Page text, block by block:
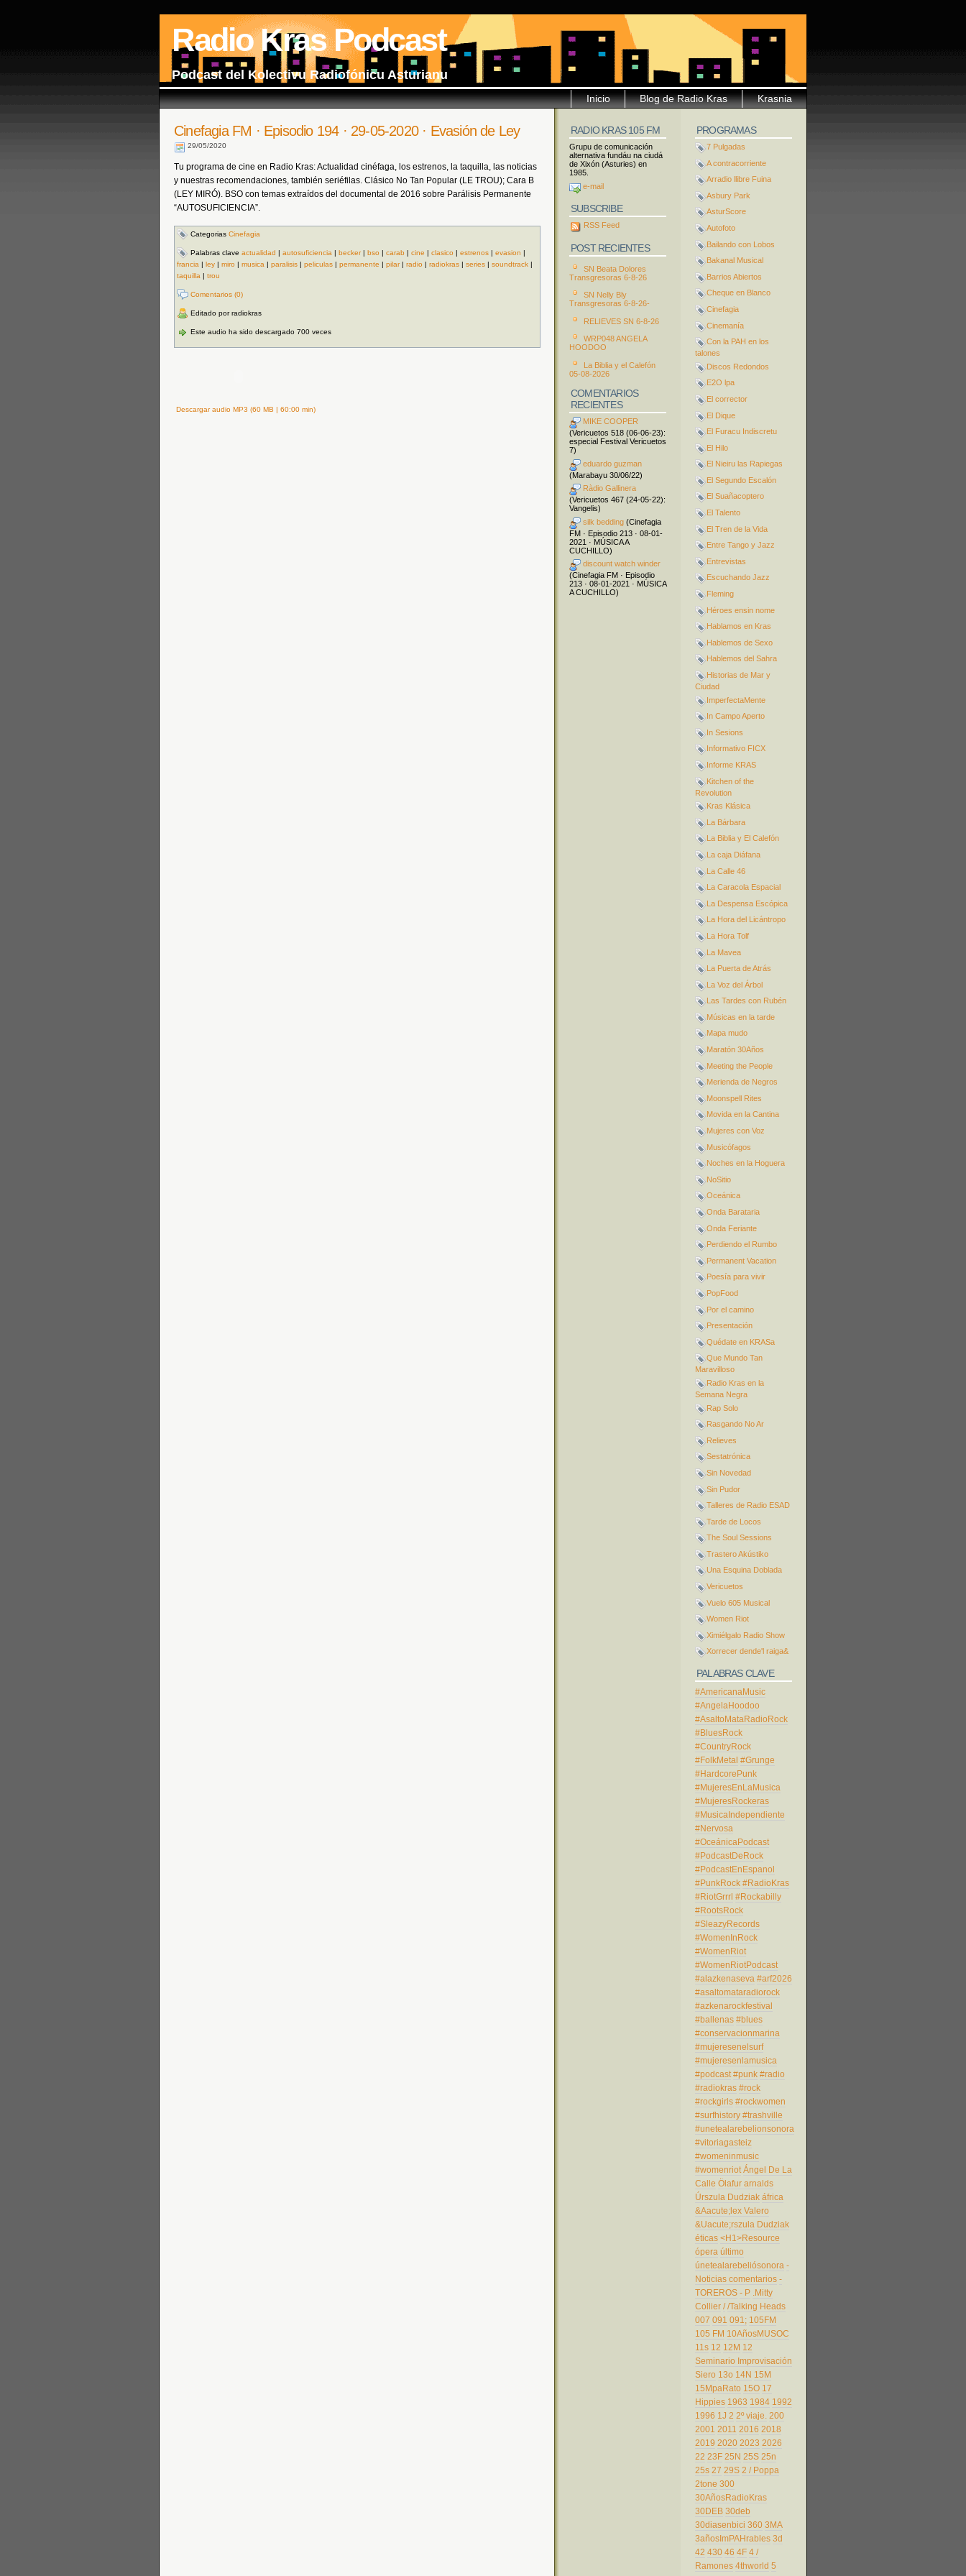
Radio Kras Podcast
Podcast del Kolectivu Radiofónicu Asturianu
Krasnia
Blog de Radio Kras
Inicio
Cinefagia FM · Episodio 194 · 29-05-2020 · Evasión de Ley
29/05/2020
Tu programa de cine en Radio Kras: Actualidad cinéfaga, los estrenos, la taquilla, las noticias
y nuestras recomendaciones, también seriéfilas. Clásico No Tan Popular (LE TROU); Cara B
(LEY MIRÓ). BSO con temas extraídos del documental de 2016 sobre Parálisis Permanente
“AUTOSUFICIENCIA”.
Categorias Cinefagia
Palabras clave actualidad | autosuficiencia | becker| bso | carab | cine | clasico | estrenos | evasion |
francia | ley | miro | musica | paralisis | peliculas | permanente | pilar| radio | radiokras | series | soundtrack |
taquilla | trou
Comentarios (0)
Editado por radiokras
Este audio ha sido descargado 700 veces
Descargar audio MP3 (60 MB | 60:00 min)
PROGRAMAS
7 Pulgadas
A contracorriente
Arradio llibre Fuina
Asbury Park
AsturScore
Autofoto
Bailando con Lobos
Bakanal Musical
Barrios Abiertos
Cheque en Blanco
Cinefagia
Cinemanía
Con la PAH en los
talones
Discos Redondos
E2O lpa
El corrector
El Dique
El Furacu Indiscretu
El Hilo
El Nieiru las Rapiegas
El Segundo Escalón
El Suañacoptero
El Talento
El Tren de la Vida
Entre Tango y Jazz
Entrevistas
Escuchando Jazz
Fleming
Héroes ensin nome
Hablamos en Kras
Hablemos de Sexo
Hablemos del Sahra
Historias de Mar y
Ciudad
ImperfectaMente
In Campo Aperto
In Sesions
Informativo FICX
Informe KRAS
Kitchen of the
Revolution
Kras Klásica
La Bárbara
La Biblia y El Calefón
La caja Diáfana
La Calle 46
La Caracola Espacial
La Despensa Escópica
La Hora del Licántropo
La Hora Tolf
La Mavea
La Puerta de Atrás
La Voz del Árbol
Las Tardes con Rubén
Músicas en la tarde
Mapa mudo
Maratón 30Años
Meeting the People
Merienda de Negros
Moonspell Rites
Movida en la Cantina
Mujeres con Voz
Musicófagos
Noches en la Hoguera
NoSitio
Oceánica
Onda Barataria
Onda Feriante
Perdiendo el Rumbo
Permanent Vacation
Poesía para vivir
PopFood
Por el camino
Presentación
Quédate en KRASa
Que Mundo Tan
Maravilloso
Radio Kras en la
Semana Negra
Rap Solo
Rasgando No Ar
Relieves
Sestatrónica
Sin Novedad
Sin Pudor
Talleres de Radio ESAD
Tarde de Locos
The Soul Sessions
Trastero Akústiko
Una Esquina Doblada
Vericuetos
Vuelo 605 Musical
Women Riot
Ximiélgalo Radio Show
Xorrecer dende'l raiga&
PALABRAS CLAVE
#AmericanaMusic
#AngelaHoodoo
#AsaltoMataRadioRock
#BluesRock
#CountryRock
#FolkMetal #Grunge
#HardcorePunk
#MujeresEnLaMusica
#MujeresRockeras
#MusicaIndependiente
#Nervosa
#OceánicaPodcast
#PodcastDeRock
#PodcastEnEspanol
#PunkRock #RadioKras
#RiotGrrrl #Rockabilly
#RootsRock
#SleazyRecords
#WomenInRock
#WomenRiot
#WomenRiotPodcast
#alazkenaseva #arf2026
#asaltomataradiorock
#azkenarockfestival
#ballenas #blues
#conservacionmarina
#mujeresenelsurf
#mujeresenlamusica
#podcast #punk #radio
#radiokras #rock
#rockgirls #rockwomen
#surfhistory #trashville
#unetealarebelionsonora
#vitoriagasteiz
#womeninmusic
#womenriot Ángel De La
Calle Ölafur arnalds
Úrszula Dudziak áfrica
&Aacute;lex Valero
&Uacute;rszula Dudziak
éticas <H1>Resource
ópera último
únetealarebeliósonora -
Noticias comentarios -
TOREROS - P .Mitty
Collier / /Talking Heads
007 091 091; 105FM
105 FM 10AñosMUSOC
11s 12 12M 12
Seminario Improvisación
Siero 13o 14N 15M
15MpaRato 15O 17
Hippies 1963 1984 1992
1996 1J 2 2º viaje. 200
2001 2011 2016 2018
2019 2020 2023 2026
22 23F 25N 25S 25n
25s 27 29S 2 / Poppa
2tone 300
30AñosRadioKras
30DEB 30deb
30diasenbici 360 3MA
3añosImPAHrables 3d
42 430 46 4F 4 /
Ramones 4thworld 5
RADIO KRAS 105 FM
Grupu de comunicación
alternativa fundáu na ciudá
de Xixón (Asturies) en
1985.
e-mail
SUBSCRIBE
RSS Feed
POST RECIENTES
SN Beata Dolores
Transgresoras 6-8-26
SN Nelly Bly
Transgresoras 6-8-26-
RELIEVES SN 6-8-26
WRP048 ANGELA
HOODOO
La Biblia y el Calefón
05-08-2026
COMENTARIOS
RECIENTES
MIKE COOPER
(Vericuetos 518 (06-06-23):
especial Festival Vericuetos
7)
eduardo guzman
(Marabayu 30/06/22)
Ràdio Gallinera
(Vericuetos 467 (24-05-22):
Vangelis)
silk bedding (Cinefagia
FM · Episodio 213 · 08-01-
2021 · MÚSICA A
CUCHILLO)
discount watch winder
(Cinefagia FM · Episodio
213 · 08-01-2021 · MÚSICA
A CUCHILLO)